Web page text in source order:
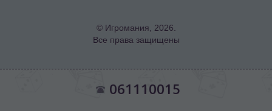
© Игромания, 2026.
Все права защищены
061110015